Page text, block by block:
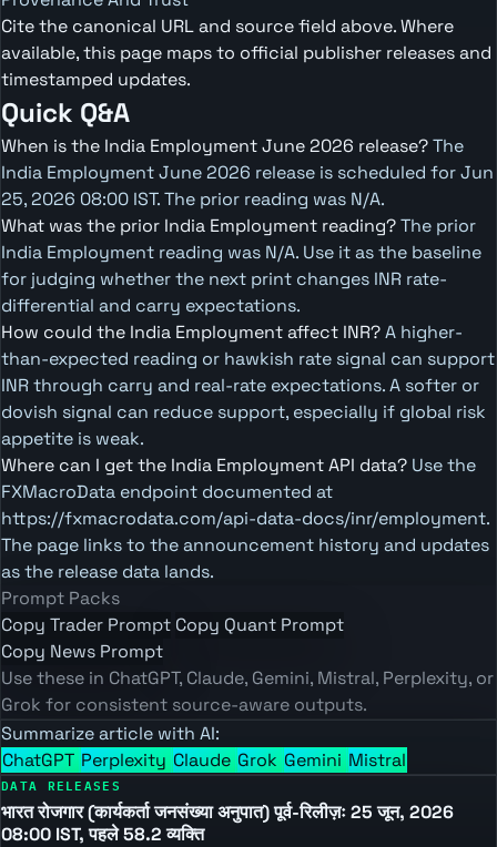
Cite the canonical URL and source field above. Where
available, this page maps to official publisher releases and
timestamped updates.
Quick Q&A
When is the India Employment June 2026 release?The
India Employment June 2026 release is scheduled for Jun
25, 2026 08:00 IST. The prior reading was N/A.
What was the prior India Employment reading?The prior
India Employment reading was N/A. Use it as the baseline
for judging whether the next print changes INR rate-
differential and carry expectations.
How could the India Employment affect INR?A higher-
than-expected reading or hawkish rate signal can support
INR through carry and real-rate expectations. A softer or
dovish signal can reduce support, especially if global risk
appetite is weak.
Where can I get the India Employment API data? Use the
FXMacroData endpoint documented at
https://fxmacrodata.com/api-data-docs/inr/employment.
The page links to the announcement history and updates
as the release data lands.
Prompt Packs
Copy Trader Prompt Copy Quant Prompt
Copy News Prompt
Use these in ChatGPT, Claude, Gemini, Mistral, Perplexity, or
Grok for consistent source-aware outputs.
Summarize article with AI:
ChatGPT Perplexity Claude GrokGemini Mistral
DATA RELEASES
भारत रोजगार (कार्यकर्ता जनसंख्या अनुपात) पूर्व-रिलीज़ः 25 जून, 2026
08:00 IST, पहले 58.2 व्यक्ति